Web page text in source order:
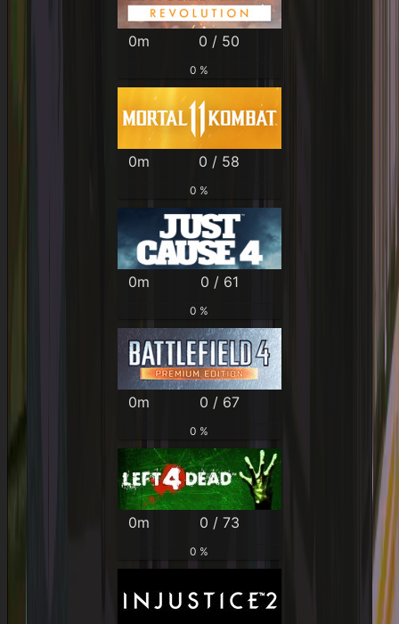
0m 0 / 50
0 %
0m 0 / 58
0 %
0m 0 / 61
0 %
0m 0 / 67
0 %
0m 0 / 73
0 %